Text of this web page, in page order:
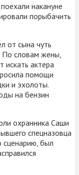
накануне
порыбачить
от сына чуть
По словам жены,
искать актера
помощи
и эхолоты.
на бензин
охранника Саши
спецназовца
сценарию, был